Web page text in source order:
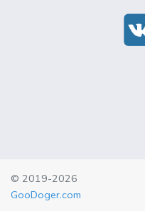
© 2019-2026
GooDoger.com